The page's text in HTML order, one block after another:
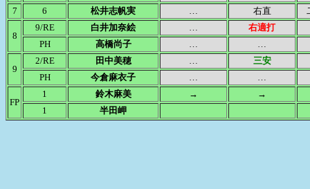
7
6 松井志帆実 … 右直
8
9/RE 白井加奈絵 …
右適打
PH
高橋尚子 … …
9
2/RE 田中美穂 …
三安
PH
今倉麻衣子 … …
FP
1 鈴木麻美 →
→
1
半田岬